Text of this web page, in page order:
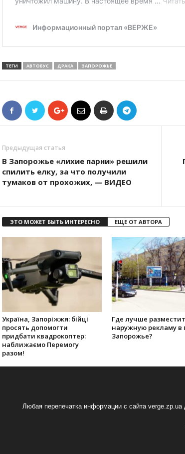
ТЕГИ АВТОБУС ДРАКА ЗАПОРОЖЬЕ
Предыдущая статья
В Запорожье «лихие парни» решили
спилить елку, за что получили
тумаков от прохожих, — ВИДЕО
ЭТО МОЖЕТ БЫТЬ ИНТЕРЕСНО ЕЩЕ ОТ АВТОРА
Україна, Запоріжжя: бійці
просять допомогти
придбати квадрокоптер:
наближаємо Перемогу
разом!
Где лучше
наружную рекламу в
Запорожье?
Любая перепечатка информации с сайта